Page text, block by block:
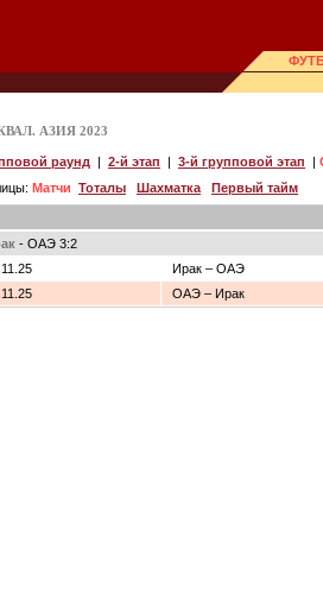
АЗИЯ 2023
раунд | 2-й этап | 3-й групповой этап |
Матчи Тоталы Шахматка Первый тайм
- ОАЭ 3:2
Ирак – ОАЭ
ОАЭ – Ирак